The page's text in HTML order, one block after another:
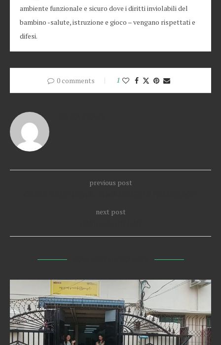
ambiente funzionale e sicuro dove i diritti inviolabili del
bambino -salute, istruzione e gioco – vengano rispettati e
difesi.
0 comments 1
previous post
next post